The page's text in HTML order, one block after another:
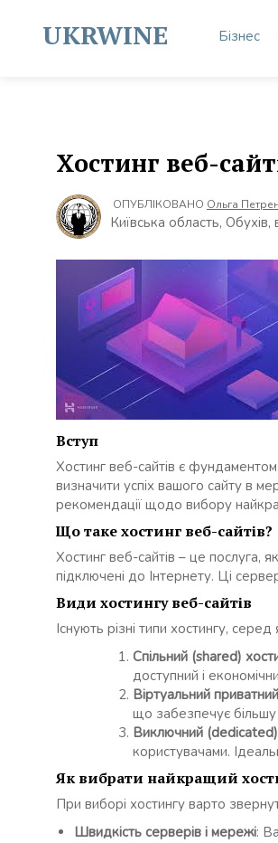
contentUKRWINE Бізнес
Хостинг веб-
ОПУБЛІКОВАНО Ольга
Київська область,
Вступ
Хостинг веб-сайтів є
визначити успіх вашого сайту в
рекомендації щодо вибору
Що таке хостинг веб-сайтів?
Хостинг веб-сайтів – це послуга,
підключені до Інтернету. Ці
Види хостингу веб-сайтів
Існують різні типи хостингу, серед
Спільний (shared)
доступний і
Віртуальний
що забезпечує більшу
Виключний
користувачами.
Як вибрати найкращий
При виборі хостингу варто
Швидкість серверів і мережі: